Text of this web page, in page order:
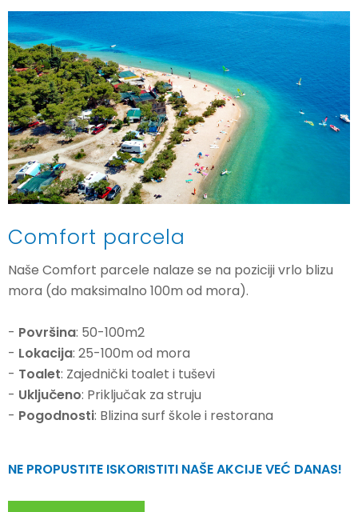
Comfort parcela
Naše Comfort parcele nalaze se na poziciji vrlo blizu
mora (do maksimalno 100m od mora).
- Površina: 50-100m2
- Lokacija: 25-100m od mora
- Toalet: Zajednički toalet i tuševi
- Uključeno: Priključak za struju
- Pogodnosti: Blizina surf škole i restorana
NE PROPUSTITE ISKORISTITI NAŠE AKCIJE VEĆ DANAS!